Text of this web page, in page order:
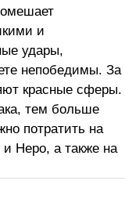
и
удары,
непобедимы. За
красные сферы.
тем больше
потратить на
Неро, а также на